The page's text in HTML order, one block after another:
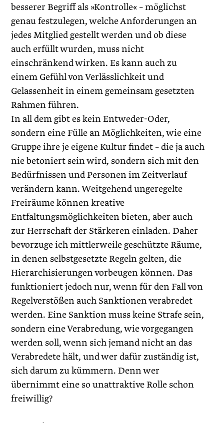
besserer Begriff als »Kontrolle« – möglichst
genau festzulegen, welche Anforderungen an
jedes Mitglied gestellt werden und ob diese
auch erfüllt wurden, muss nicht
einschränkend wirken. Es kann auch zu
einem Gefühl von Verlässlichkeit und
Gelassenheit in einem gemeinsam gesetzten
Rahmen führen.
In all dem gibt es kein Entweder-Oder,
sondern eine Fülle an Möglichkeiten, wie eine
Gruppe ihre je eigene Kultur findet – die ja auch
nie betoniert sein wird, sondern sich mit den
Bedürfnissen und Personen im Zeitverlauf
verändern kann. Weitgehend ungeregelte
Freiräume können kreative
Entfaltungsmöglichkeiten bieten, aber auch
zur Herrschaft der Stärkeren einladen. Daher
bevorzuge ich mittlerweile geschützte Räume,
in denen selbstgesetzte Regeln gelten, die
Hierarchisierungen vorbeugen können. Das
funktioniert jedoch nur, wenn für den Fall von
Regelverstößen auch Sanktionen verabredet
werden. Eine Sanktion muss keine Strafe sein,
sondern eine Verabredung, wie vorgegangen
werden soll, wenn sich jemand nicht an das
Verabredete hält, und wer dafür zuständig ist,
sich darum zu kümmern. Denn wer
übernimmt eine so unattraktive Rolle schon
freiwillig?